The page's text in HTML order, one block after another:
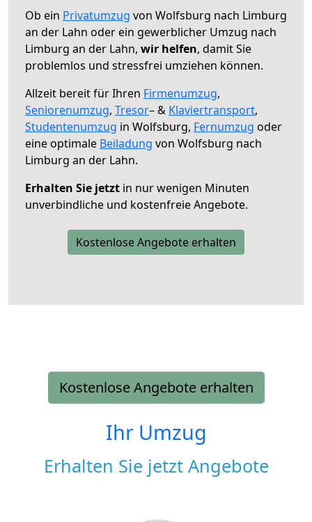
Ob ein Privatumzug von Wolfsburg nach Limburg
an der Lahn oder ein gewerblicher Umzug nach
Limburg an der Lahn, wir helfen, damit Sie
problemlos und stressfrei umziehen können.
Allzeit bereit für Ihren Firmenumzug,
Seniorenumzug, Tresor– & Klaviertransport,
Studentenumzug in Wolfsburg, Fernumzug oder
eine optimale Beiladung von Wolfsburg nach
Limburg an der Lahn.
Erhalten Sie jetzt in nur wenigen Minuten
unverbindliche und kostenfreie Angebote.
Kostenlose Angebote erhalten
Kostenlose Angebote erhalten
Ihr Umzug
Erhalten Sie jetzt Angebote